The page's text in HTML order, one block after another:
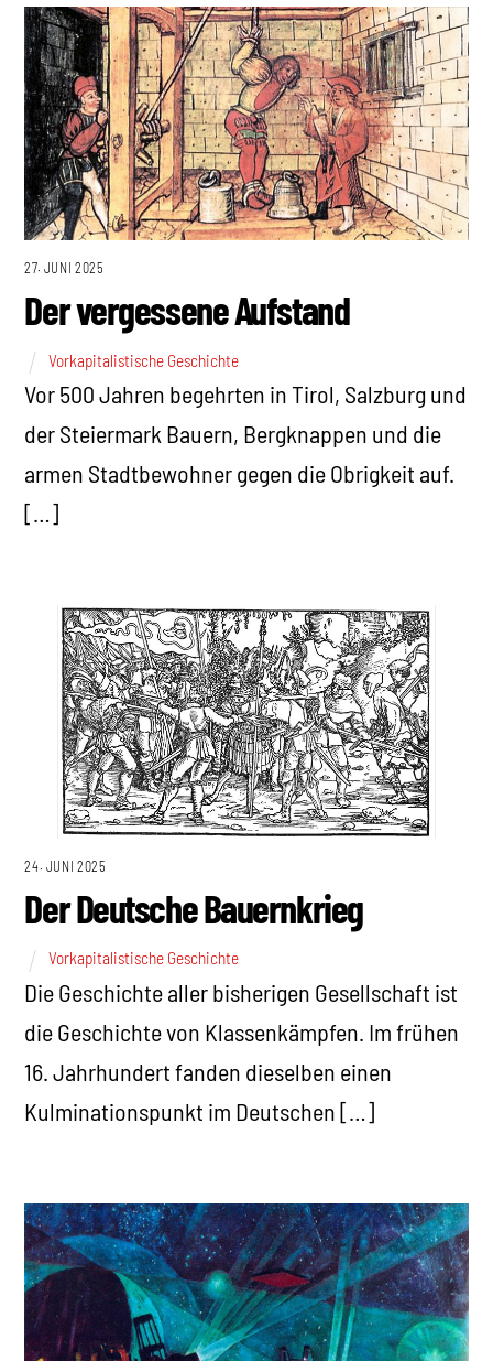
27. JUNI 2025
Der vergessene Aufstand
Vorkapitalistische Geschichte
Vor 500 Jahren begehrten in Tirol, Salzburg und
der Steiermark Bauern, Bergknappen und die
armen Stadtbewohner gegen die Obrigkeit auf.
[…]
24. JUNI 2025
Der Deutsche Bauernkrieg
Vorkapitalistische Geschichte
Die Geschichte aller bisherigen Gesellschaft ist
die Geschichte von Klassenkämpfen. Im frühen
16. Jahrhundert fanden dieselben einen
Kulminationspunkt im Deutschen […]